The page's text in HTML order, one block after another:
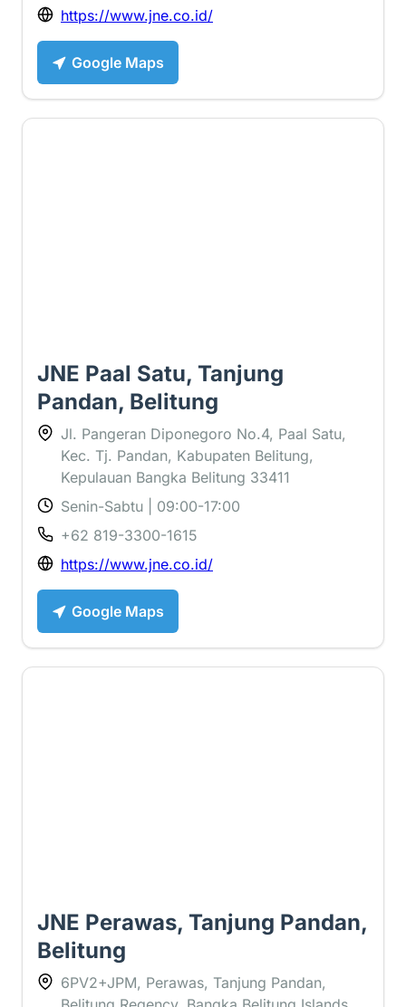
https://www.jne.co.id/
Google Maps
JNE Paal Satu, Tanjung
Pandan, Belitung
Jl. Pangeran Diponegoro No.4, Paal Satu,
Kec. Tj. Pandan, Kabupaten Belitung,
Kepulauan Bangka Belitung 33411
Senin-Sabtu | 09:00-17:00
+62 819-3300-1615
https://www.jne.co.id/
Google Maps
JNE Perawas, Tanjung Pandan,
Belitung
6PV2+JPM, Perawas, Tanjung Pandan,